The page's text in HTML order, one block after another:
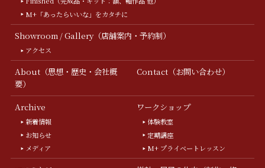
M+「あったらいいな」をカタチに
Showroom / Gallery（店舗案内・予約制）
アクセス
About（思想・歴史・会社概
要）
Contact（お問い合わせ）
Archive
新着情報
お知らせ
メディア
ワークショップ
体験教室
定期講座
M+ プライベートレッスン